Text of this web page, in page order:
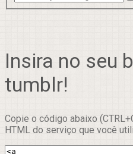
Insira no seu
tumblr!
Copie o código abaixo
HTML do serviço que você